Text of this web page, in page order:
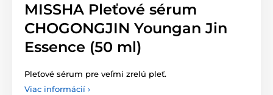
MISSHA Pleťové sérum
CHOGONGJIN Youngan Jin
Essence (50 ml)
Pleťové sérum pre veľmi zrelú pleť.
Viac informácií ›